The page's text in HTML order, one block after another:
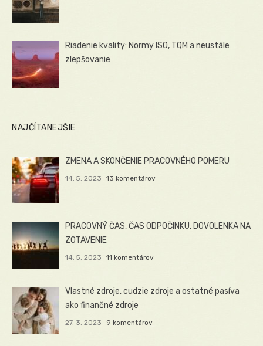
Riadenie kvality: Normy ISO, TQM a neustále
zlepšovanie
NAJČÍTANEJŠIE
ZMENA A SKONČENIE PRACOVNÉHO POMERU
14. 5. 2023 13 komentárov
PRACOVNÝ ČAS, ČAS ODPOČINKU, DOVOLENKA NA
ZOTAVENIE
14. 5. 2023 11 komentárov
Vlastné zdroje, cudzie zdroje a ostatné pasíva
ako finančné zdroje
27. 3. 2023 9 komentárov